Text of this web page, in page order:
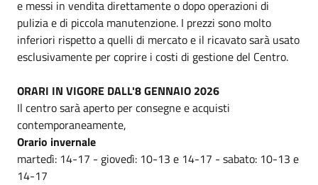
e messi in vendita direttamente o dopo operazioni di
pulizia e di piccola manutenzione. I prezzi sono molto
inferiori rispetto a quelli di mercato e il ricavato sarà usato
esclusivamente per coprire i costi di gestione del Centro.
ORARI IN VIGORE DALL'8 GENNAIO 2026
Il centro sarà aperto per consegne e acquisti
contemporaneamente,
Orario invernale
martedì: 14-17 - giovedì: 10-13 e 14-17 - sabato: 10-13 e
14-17